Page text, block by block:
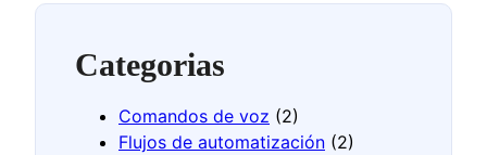
Categorias
Comandos de voz (2)
Flujos de automatización (2)